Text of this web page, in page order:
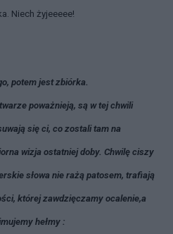
Niech żyjeeeee!
potem jest zbiórka.
poważnieją, są w tej chwili
się ci, co zostali tam na
wizja ostatniej doby. Chwilę ciszy
słowa nie rażą patosem, trafiają
której zawdzięczamy ocalenie,a
hełmy :